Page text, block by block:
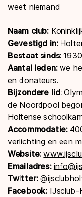
weet niemand.
Naam club:
Gevestigd in:
Bestaat sinds:
Aantal leden:we
en donateurs.
Bijzondere lid:
de Noordpool
Holtense
Accommodatie:
verlichting en een
Website:
Emailadres:
Twitter:
Facebook: IJsclub-